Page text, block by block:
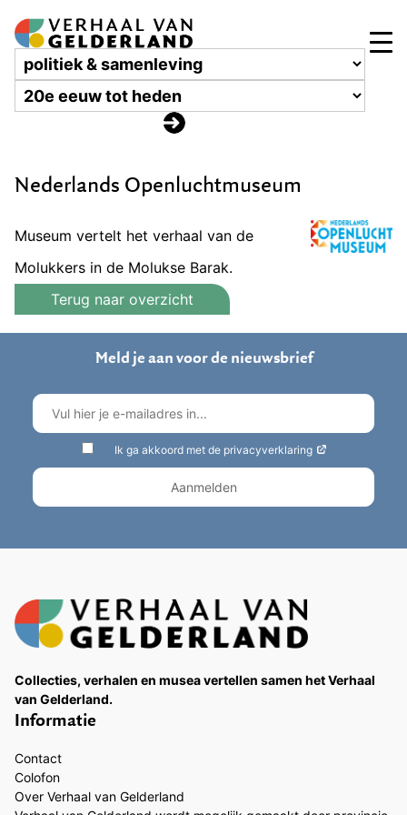
Nederlands Openluchtmuseum
Museum vertelt het verhaal van de
Molukkers in de Molukse Barak.
Terug naar overzicht
Meld je aan voor de nieuwsbrief
Ik ga akkoord met de privacyverklaring
Collecties, verhalen en musea vertellen samen het Verhaal
van Gelderland.
Informatie
Contact
Colofon
Over Verhaal van Gelderland